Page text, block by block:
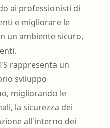
ai professionisti di
e migliorare le
un ambiente sicuro,
rappresenta un
sviluppo
migliorando le
la sicurezza dei
all'interno dei